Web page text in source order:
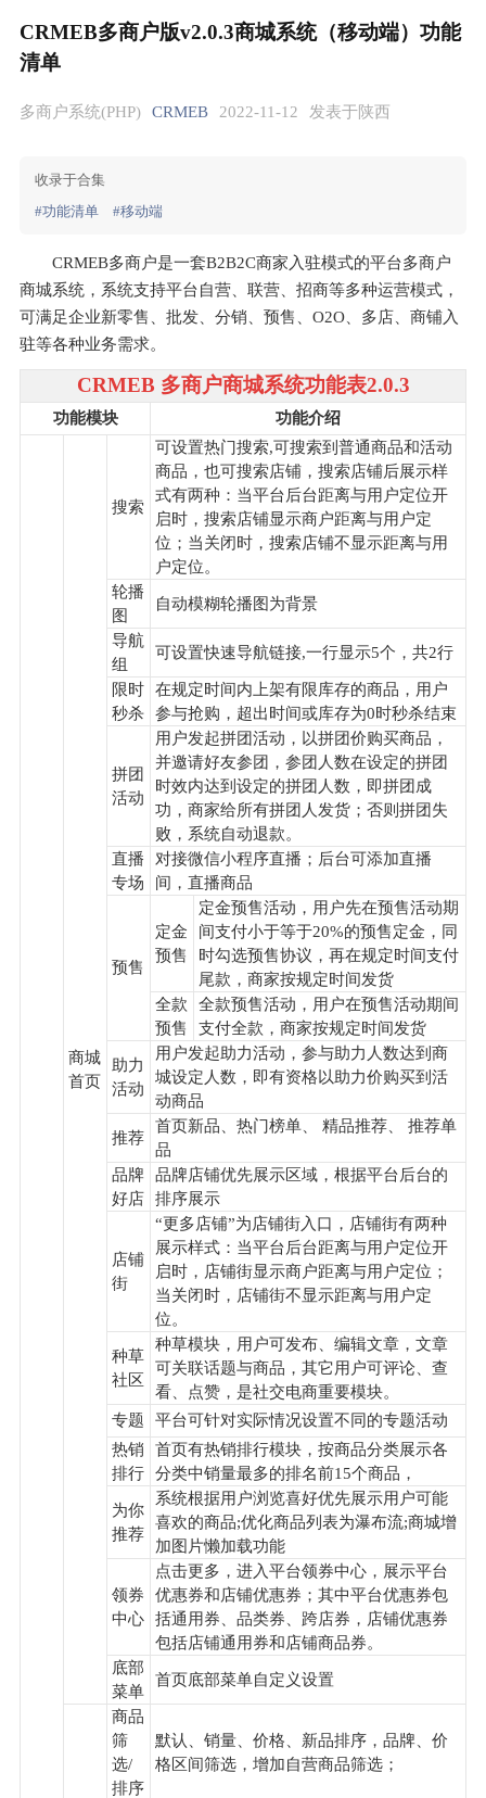
CRMEB多商户版v2.0.3商城系统（移动端）功能
清单
多商户系统(PHP) CRMEB 2022-11-12 发表于陕西
收录于合集
#功能清单
#移动端
CRMEB多商户是一套B2B2C商家入驻模式的平台多商户
商城系统，系统支持平台自营、联营、招商等多种运营模式，
可满足企业新零售、批发、分销、预售、O2O、多店、商铺入
驻等各种业务需求。
CRMEB 多商户商城系统功能表2.0.3
功能模块 功能介绍
商城
首页
搜索
可设置热门搜索,可搜索到普通商品和活动
商品，也可搜索店铺，搜索店铺后展示样
式有两种：当平台后台距离与用户定位开
启时，搜索店铺显示商户距离与用户定
位；当关闭时，搜索店铺不显示距离与用
户定位。
轮播
图
自动模糊轮播图为背景
导航
组
可设置快速导航链接,一行显示5个，共2行
限时
秒杀
在规定时间内上架有限库存的商品，用户
参与抢购，超出时间或库存为0时秒杀结束
拼团
活动
用户发起拼团活动，以拼团价购买商品，
并邀请好友参团，参团人数在设定的拼团
时效内达到设定的拼团人数，即拼团成
功，商家给所有拼团人发货；否则拼团失
败，系统自动退款。
直播
专场
对接微信小程序直播；后台可添加直播
间，直播商品
预售
定金
预售
定金预售活动，用户先在预售活动期
间支付小于等于20%的预售定金，同
时勾选预售协议，再在规定时间支付
尾款，商家按规定时间发货
全款
预售
全款预售活动，用户在预售活动期间
支付全款，商家按规定时间发货
助力
活动
用户发起助力活动，参与助力人数达到商
城设定人数，即有资格以助力价购买到活
动商品
推荐
首页新品、热门榜单、 精品推荐、 推荐单
品
品牌
好店
品牌店铺优先展示区域，根据平台后台的
排序展示
店铺
街
“更多店铺”为店铺街入口，店铺街有两种
展示样式：当平台后台距离与用户定位开
启时，店铺街显示商户距离与用户定位；
当关闭时，店铺街不显示距离与用户定
位。
种草
社区
种草模块，用户可发布、编辑文章，文章
可关联话题与商品，其它用户可评论、查
看、点赞，是社交电商重要模块。
专题
平台可针对实际情况设置不同的专题活动
热销
排行
首页有热销排行模块，按商品分类展示各
分类中销量最多的排名前15个商品，
为你
推荐
系统根据用户浏览喜好优先展示用户可能
喜欢的商品;优化商品列表为瀑布流;商城增
加图片懒加载功能
领券
中心
点击更多，进入平台领券中心，展示平台
优惠券和店铺优惠券；其中平台优惠券包
括通用券、品类券、跨店券，店铺优惠券
包括店铺通用券和店铺商品券。
底部
菜单
首页底部菜单自定义设置
商品
筛
选/
排序
默认、销量、价格、新品排序，品牌、价
格区间筛选，增加自营商品筛选；